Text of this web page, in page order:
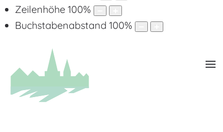
Zeilenhöhe 100%
Buchstabenabstand 100%